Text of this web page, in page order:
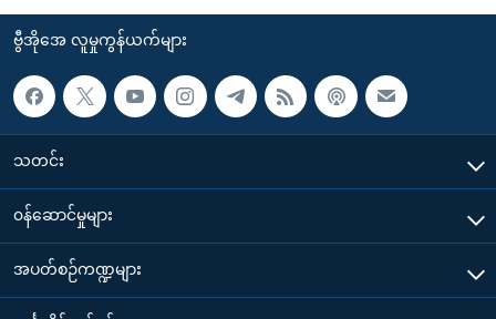
ဗွီအိုအေ လူမှုကွန်ယက်များ
သတင်း
၀န်ဆောင်မှုများ
အပတ်စဉ်ကဏ္ဍများ